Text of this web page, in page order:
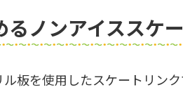
ノンアイススケ
ル板を使用したスケートリン